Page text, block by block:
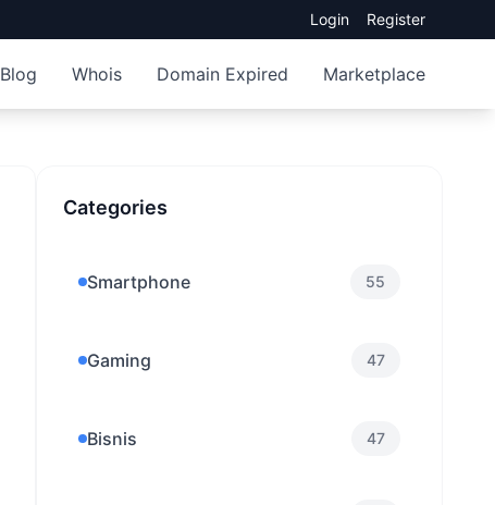
Login Register
Blog Whois Domain Expired Marketplace
Categories
Smartphone 55
Gaming 47
Bisnis 47